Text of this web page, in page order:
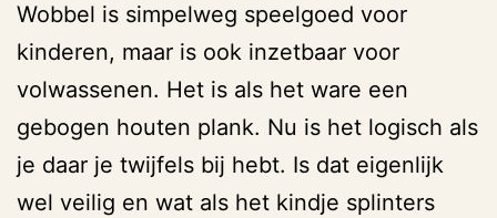
Wobbel is simpelweg speelgoed voor
kinderen, maar is ook inzetbaar voor
volwassenen. Het is als het ware een
gebogen houten plank. Nu is het logisch als
je daar je twijfels bij hebt. Is dat eigenlijk
wel veilig en wat als het kindje splinters